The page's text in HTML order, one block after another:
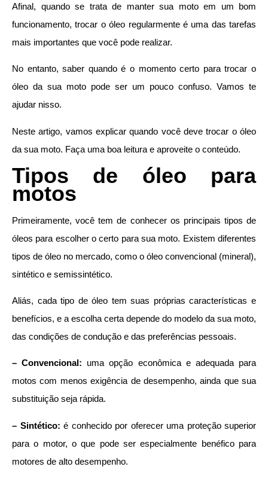
Afinal, quando se trata de manter sua moto em um bom
funcionamento, trocar o óleo regularmente é uma das tarefas
mais importantes que você pode realizar.
No entanto, saber quando é o momento certo para trocar o
óleo da sua moto pode ser um pouco confuso. Vamos te
ajudar nisso.
Neste artigo, vamos explicar quando você deve trocar o óleo
da sua moto. Faça uma boa leitura e aproveite o conteúdo.
Tipos de óleo para
motos
Primeiramente, você tem de conhecer os principais tipos de
óleos para escolher o certo para sua moto. Existem diferentes
tipos de óleo no mercado, como o óleo convencional (mineral),
sintético e semissintético.
Aliás, cada tipo de óleo tem suas próprias características e
benefícios, e a escolha certa depende do modelo da sua moto,
das condições de condução e das preferências pessoais.
– Convencional: uma opção econômica e adequada para
motos com menos exigência de desempenho, ainda que sua
substituição seja rápida.
– Sintético: é conhecido por oferecer uma proteção superior
para o motor, o que pode ser especialmente benéfico para
motores de alto desempenho.